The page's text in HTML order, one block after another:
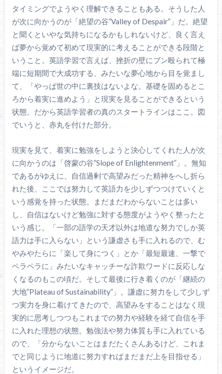
タイミングでようやく理解できることもある。そうした人
が次に向かうのが「絶望の谷”Valley of Despair”」だ。絶望
と聞くといやな気持ちになるかもしれないけど、良く言え
ば夢から覚めて初めて現実的に考えることができる段階と
いうこと。英語学習で言えば、挫折の壁にブン殴られて極
端に短期間で大成功する、みたいな夢心地から目を覚まし
て、「やっぱ世の中に裏技はないよな。基礎を固めるとこ
ろから着実に進めよう」と現実を見ることができるという
状態。だから英語学習者の真のスタートラインはここ。図
でいうと、赤丸を付けた部分。
現実を見て、着実に勉強をしようと決心してくれた人が次
に向かうのは「啓蒙の谷”Slope of Enlightenment”」。無知
であるがゆえに、自信過剰で高望みだった精神をへし折ら
れた後、ここでは努力して英語力を少しずつつけていくと
いう感覚を持った状態。まだまだわからないことは多い
し、自信はないけど勉強に対する態度がようやく整ったと
いう感じ。「一部の語学の天才以外は地道な努力でしか英
語力は手に入らない」という謙虚さも手に入れるので、む
やみやたらに「楽して身につく」とか「最短最速、一撃で
ペラペラに」みたいなキャッチーな詐欺ワードに反応しな
くなるのもこの頃だ。そして最後に行き着くのが「継続の
大地”Plateau of Sustainability”」。謙虚に努力をして少しず
つ実力を身に着けてきたので、高望みをすることはなく現
実的に思考しつつもこれまでの努力や経験を経て自信を手
に入れた理想の状態。勉強法や努力体質も手に入れている
ので、「分からないことはまだたくさんあるけど、これま
でと同じように地道に努力すればまだまだ上を目指せる」
というイメージだ。